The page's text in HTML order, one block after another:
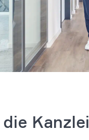
Kanzlei